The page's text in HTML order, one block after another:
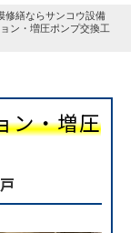
修繕ならサンコウ設備
ン・増圧ポンプ交換工
ン・増圧